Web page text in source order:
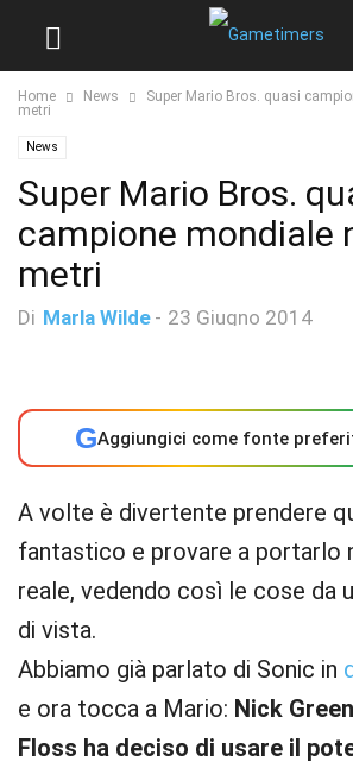
Home News
Super Mario Bros. quasi
metri
News
Super Mario Bros.
campione mondiale
metri
Di Marla Wilde - 23 Giugno 2014
GAggiungici come fonte
A volte è divertente prendere
fantastico e provare a portarlo
reale, vedendo così le cose da
di vista.
Abbiamo già parlato di Sonic in
e ora tocca a Mario: Nick
Floss ha deciso di usare il